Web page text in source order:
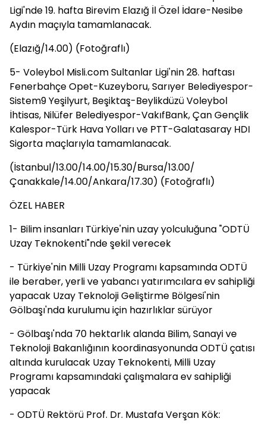
Ligi'nde 19. hafta Birevim Elazığ İl Özel İdare-Nesibe
Aydın maçıyla tamamlanacak.
(Elazığ/14.00) (Fotoğraflı)
5- Voleybol Misli.com Sultanlar Ligi'nin 28. haftası
Fenerbahçe Opet-Kuzeyboru, Sarıyer Belediyespor-
Sistem9 Yeşilyurt, Beşiktaş-Beylikdüzü Voleybol
İhtisas, Nilüfer Belediyespor-VakıfBank, Çan Gençlik
Kalespor-Türk Hava Yolları ve PTT-Galatasaray HDI
Sigorta maçlarıyla tamamlanacak.
(İstanbul/13.00/14.00/15.30/Bursa/13.00/
Çanakkale/14.00/Ankara/17.30) (Fotoğraflı)
ÖZEL HABER
1- Bilim insanları Türkiye'nin uzay yolculuğuna "ODTÜ
Uzay Teknokenti"nde şekil verecek
- Türkiye'nin Milli Uzay Programı kapsamında ODTÜ
ile beraber, yerli ve yabancı yatırımcılara ev sahipliği
yapacak Uzay Teknoloji Geliştirme Bölgesi'nin
Gölbaşı'nda kurulumu için hazırlıklar sürüyor
- Gölbaşı'nda 70 hektarlık alanda Bilim, Sanayi ve
Teknoloji Bakanlığının koordinasyonunda ODTÜ çatısı
altında kurulacak Uzay Teknokenti, Milli Uzay
Programı kapsamındaki çalışmalara ev sahipliği
yapacak
- ODTÜ Rektörü Prof. Dr. Mustafa Verşan Kök: